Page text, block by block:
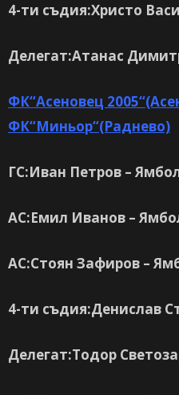
4-ти съдия:Христо
Делегат:Атанас
ФК“Асеновец
ФК“Миньор“(Раднево)
ГС:Иван Петров –
АС:Емил Иванов –
АС:Стоян Зафиров –
4-ти съдия:Денислав
Делегат:Тодор